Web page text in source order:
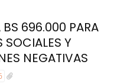
696.000 PARA
SOCIALES Y
NEGATIVAS